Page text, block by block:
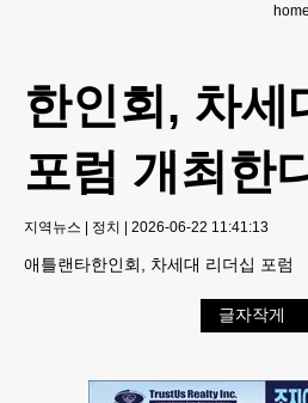
home
한인회, 차세
포럼 개최한
지역뉴스 | 정치 | 2026-06-22 11:41:13
애틀랜타한인회, 차세대 리더십 포럼
글자작게